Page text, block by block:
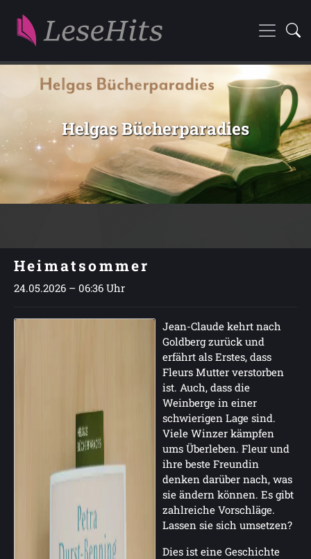
Helgas Bücherparadies
Heimatsommer
24.05.2026 – 06:36 Uhr
Jean-Claude kehrt nach
Goldberg zurück und
erfährt als Erstes, dass
Fleurs Mutter verstorben
ist. Auch, dass die
Weinberge in einer
schwierigen Lage sind.
Viele Winzer kämpfen
ums Überleben. Fleur und
ihre beste Freundin
denken darüber nach, was
sie ändern können. Es gibt
zahlreiche Vorschläge.
Lassen sie sich umsetzen?
Dies ist eine Geschichte